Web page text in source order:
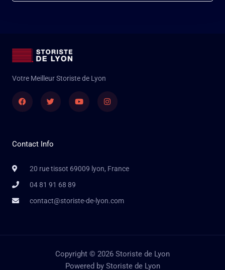
Votre Meilleur Storiste de Lyon
FacebookTwitter YoutubeInstagram
Contact Info
20 rue tissot 69009 lyon, France
04 81 91 68 89
contact@storiste-de-lyon.com
Copyright © 2026 Storiste de Lyon
Powered by Storiste de Lyon